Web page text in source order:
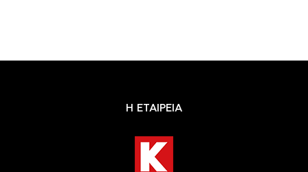
Η ΕΤΑΙΡΕΙΑ